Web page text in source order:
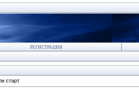
РЕГИСТРАЦИЯ
старт